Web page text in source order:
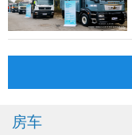
房车